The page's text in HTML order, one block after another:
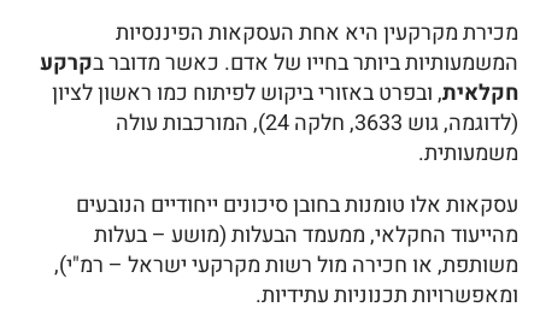
מכירת מקרקעין היא אחת העסקאות הפיננסיות
המשמעותיות ביותר בחייו של אדם. כאשר מדובר בקרקע
חקלאית, ובפרט באזורי ביקוש לפיתוח כמו ראשון לציון
(לדוגמה, גוש 3633, חלקה 24), המורכבות עולה
משמעותית.
עסקאות אלו טומנות בחובן סיכונים ייחודיים הנובעים
מהייעוד החקלאי, ממעמד הבעלות (מושע – בעלות
משותפת, או חכירה מול רשות מקרקעי ישראל – רמ"י),
ומאפשרויות תכנוניות עתידיות.